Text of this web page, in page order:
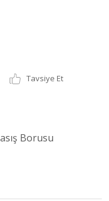
Tavsiye Et
Borusu